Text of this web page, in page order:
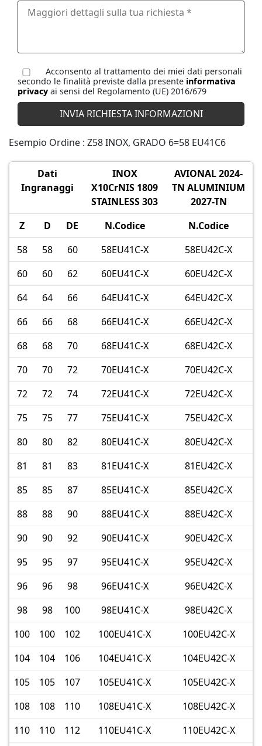
Acconsento al trattamento dei miei dati personali
secondo le finalità previste dalla presente informativa
privacy ai sensi del Regolamento (UE) 2016/679
Esempio Ordine : Z58 INOX, GRADO 6=58 EU41C6
Dati
Ingranaggi
INOX
X10CrNIS 1809
STAINLESS 303
AVIONAL 2024-
TN ALUMINIUM
2027-TN
Z
D DE N.Codice
N.Codice
58
58 60 58EU41C-X
58EU42C-X
60
60 62 60EU41C-X
60EU42C-X
64
64 66 64EU41C-X
64EU42C-X
66
66 68 66EU41C-X
66EU42C-X
68
68 70 68EU41C-X
68EU42C-X
70
70 72 70EU41C-X
70EU42C-X
72
72 74 72EU41C-X
72EU42C-X
75
75 77 75EU41C-X
75EU42C-X
80
80 82 80EU41C-X
80EU42C-X
81
81 83 81EU41C-X
81EU42C-X
85
85 87 85EU41C-X
85EU42C-X
88
88 90 88EU41C-X
88EU42C-X
90
90 92 90EU41C-X
90EU42C-X
95
95 97 95EU41C-X
95EU42C-X
96
96 98 96EU41C-X
96EU42C-X
98
98 100 98EU41C-X
98EU42C-X
100
100 102 100EU41C-X
100EU42C-X
104
104 106 104EU41C-X
104EU42C-X
105
105 107 105EU41C-X
105EU42C-X
108
108 110 108EU41C-X
108EU42C-X
110
110 112 110EU41C-X 110EU42C-X